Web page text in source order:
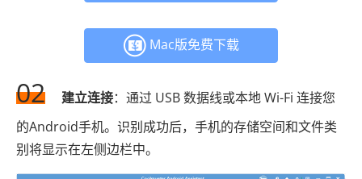
Mac版免费下载
02 建立连接：通过 USB 数据线或本地 Wi-Fi 连接您
的Android手机。识别成功后，手机的存储空间和文件类
别将显示在左侧边栏中。